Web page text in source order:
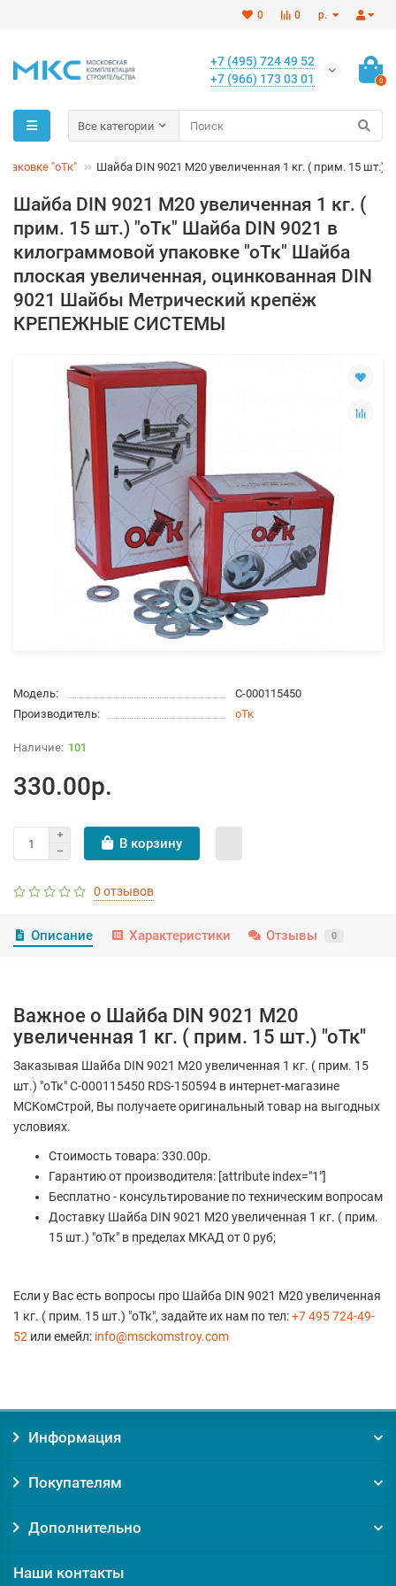
р.
0
0
+7 (495) 724 49 52
+7 (966) 173 03 01
0
Все категории
"оТк" Шайба DIN 9021 M20 увеличенная 1 кг. ( прим. 15 шт.)
Шайба DIN 9021 M20 увеличенная 1 кг. (
прим. 15 шт.) "оТк" Шайба DIN 9021 в
килограммовой упаковке "оТк" Шайба
плоская увеличенная, оцинкованная DIN
9021 Шайбы Метрический крепёж
КРЕПЕЖНЫЕ СИСТЕМЫ
Модель:
С-000115450
Производитель:
оТк
101
330.00р.
В корзину
0 отзывов
Описание Характеристики Отзывы 0
Важное о Шайба DIN 9021 M20
увеличенная 1 кг. ( прим. 15 шт.) "оТк"
Заказывая Шайба DIN 9021 M20 увеличенная 1 кг. ( прим. 15
шт.) "оТк" С-000115450 RDS-150594 в интернет-магазине
МСКомСтрой, Вы получаете оригинальный товар на выгодных
условиях.
Стоимость товара: 330.00р.
Гарантию от производителя: [attribute index="1"]
Бесплатно - консультирование по техническим вопросам
Доставку Шайба DIN 9021 M20 увеличенная 1 кг. ( прим.
15 шт.) "оТк" в пределах МКАД от 0 руб;
Если у Вас есть вопросы про Шайба DIN 9021 M20 увеличенная
1 кг. ( прим. 15 шт.) "оТк", задайте их нам по тел:+7 495 724-49-
52 или емейл: info@msckomstroy.com
Информация
Покупателям
Дополнительно
Наши контакты